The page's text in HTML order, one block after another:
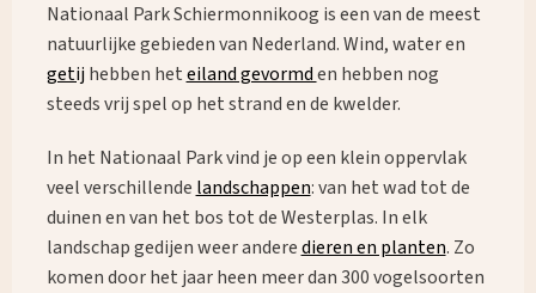
Nationaal Park Schiermonnikoog is een van de meest
natuurlijke gebieden van Nederland. Wind, water en
getijhebben heteiland gevormden hebben nog
steeds vrij spel op het strand en de kwelder.
In het Nationaal Park vind je op een klein oppervlak
veel verschillende landschappen: van het wad tot de
duinen en van het bos tot de Westerplas. In elk
landschap gedijen weer anderedieren en planten. Zo
komen door het jaar heen meer dan 300 vogelsoorten